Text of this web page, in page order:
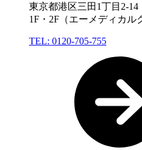
東京都港区三田1丁目2-
1F・2F（エーメディカル
TEL: 0120-705-755